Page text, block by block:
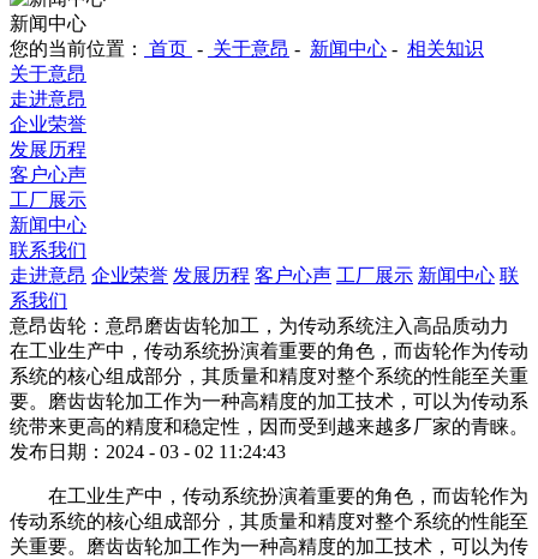
新闻中心
您的当前位置：
首页 - 关于意昂 - 新闻中心 - 相关知识
关于意昂
走进意昂
企业荣誉
发展历程
客户心声
工厂展示
新闻中心
联系我们
走进意昂 企业荣誉 发展历程 客户心声 工厂展示 新闻中心 联
系我们
意昂齿轮：意昂磨齿齿轮加工，为传动系统注入高品质动力
在工业生产中，传动系统扮演着重要的角色，而齿轮作为传动
系统的核心组成部分，其质量和精度对整个系统的性能至关重
要。磨齿齿轮加工作为一种高精度的加工技术，可以为传动系
统带来更高的精度和稳定性，因而受到越来越多厂家的青睐。
发布日期：2024 - 03 - 02 11:24:43
在工业生产中，传动系统扮演着重要的角色，而齿轮作为
传动系统的核心组成部分，其质量和精度对整个系统的性能至
关重要。磨齿齿轮加工作为一种高精度的加工技术，可以为传